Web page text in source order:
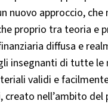
nuovo approccio,
proprio tra teoria e
diffusa e
insegnanti di tutte
validi e
creato nell’ambito